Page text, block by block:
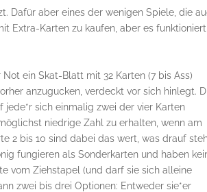
Dafür aber eines der wenigen Spiele, die
Extra-Karten zu kaufen, aber es funktioniert
ein Skat-Blatt mit 32 Karten (7 bis Ass)
anzugucken, verdeckt vor sich hinlegt.
sich einmalig zwei der vier Karten
niedrige Zahl zu erhalten, wenn am
2 bis 10 sind dabei das wert, was drauf
fungieren als Sonderkarten und haben
vom Ziehstapel (und darf sie sich alleine
zwei bis drei Optionen: Entweder sie*er